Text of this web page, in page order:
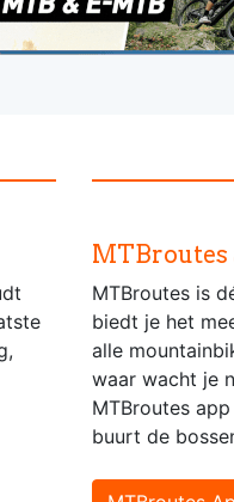
MTBroutes
MTBroutes is
biedt je het
alle
waar wacht je
MTBroutes
buurt de